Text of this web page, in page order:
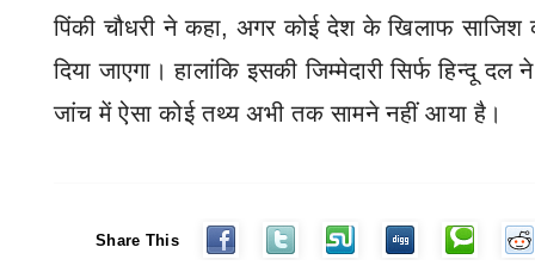
पिंकी चौधरी ने कहा, अगर कोई देश के खिलाफ साजिश
दिया जाएगा। हालांकि इसकी जिम्मेदारी सिर्फ हिन्दू दल
जांच में ऐसा कोई तथ्य अभी तक सामने नहीं आया है।
Share This